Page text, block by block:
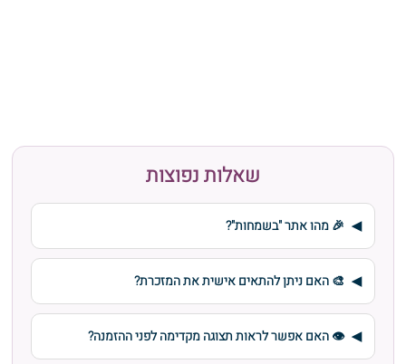
שאלות נפוצות
🎉 מהו אתר "בשמחות"?
🎨 האם ניתן להתאים אישית את המזכרת?
👁️ האם אפשר לראות תצוגה מקדימה לפני ההזמנה?